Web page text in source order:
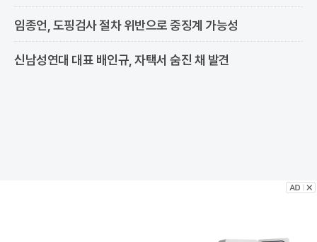
임종언, 도핑검사 절차 위반으로 중징계 가능성
신남성연대 대표 배인규, 자택서 숨진 채 발견